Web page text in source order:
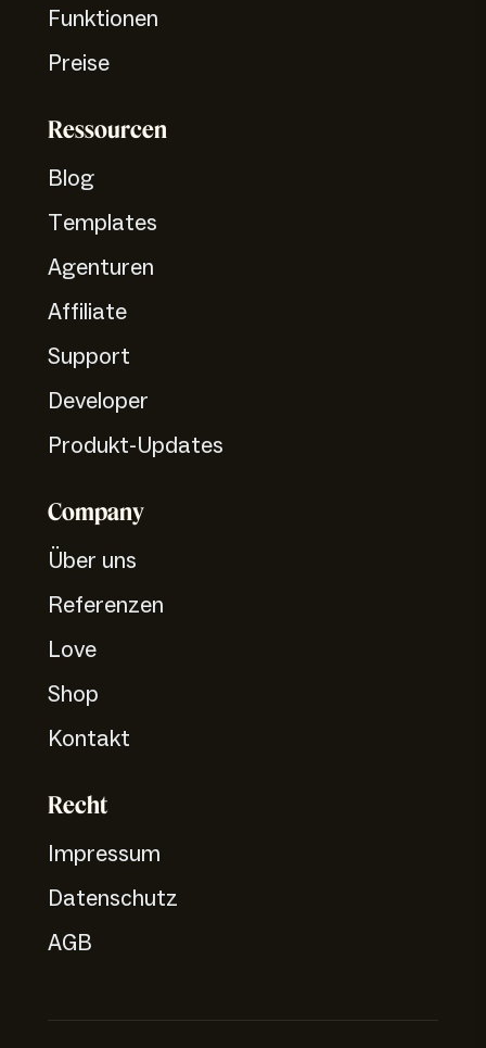
Funktionen
Preise
Ressourcen
Blog
Templates
Agenturen
Affiliate
Support
Developer
Produkt-Updates
Company
Über uns
Referenzen
Love
Shop
Kontakt
Recht
Impressum
Datenschutz
AGB